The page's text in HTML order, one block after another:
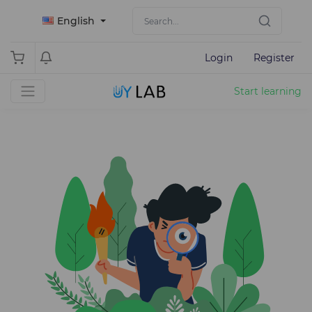
English
Login Register
Start learning